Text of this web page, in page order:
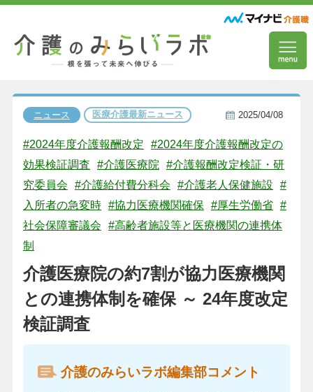
ニュース 医療介護最新ニュース 2025/04/08
#2024年度介護報酬改定
#2024年度介護報酬改定の
効果検証調査
#介護医療院
#介護報酬改定検証・研
究委員会
#介護給付費分科会 #介護老人保健施設
#
入所者の急変時 #協力医療機関確保 #厚生労働省 #
社会保障審議会
#高齢者施設等と医療機関の連携体
制
介護医療院の約7割が協力医療機関
との連携体制を確保 ～ 24年度改定
検証調査
介護のみらいラボ編集部コメント